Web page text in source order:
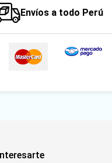
Envíos a todo Perú